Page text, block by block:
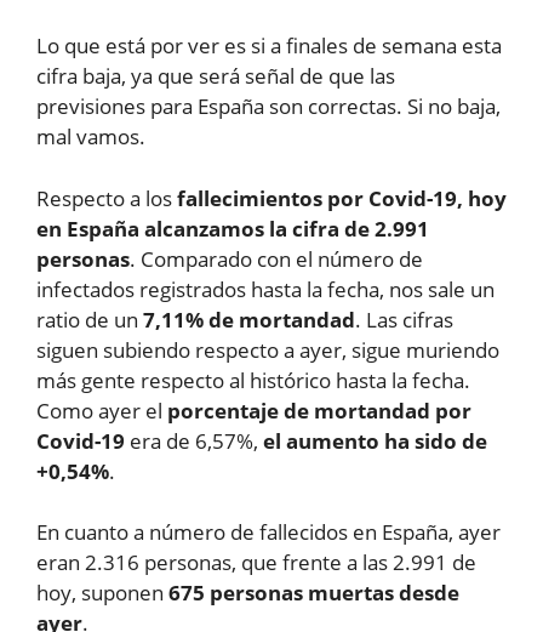
Lo que está por ver es si a finales de semana esta
cifra baja, ya que será señal de que las
previsiones para España son correctas. Si no baja,
mal vamos.
Respecto a losfallecimientos por Covid-19, hoy
en España alcanzamos la cifra de 2.991
personas. Comparado con el número de
infectados registrados hasta la fecha, nos sale un
ratio de un 7,11% de mortandad. Las cifras
siguen subiendo respecto a ayer, sigue muriendo
más gente respecto al histórico hasta la fecha.
Como ayer el porcentaje de mortandad por
Covid-19 era de 6,57%, el aumento ha sido de
+0,54%.
En cuanto a número de fallecidos en España, ayer
eran 2.316 personas, que frente a las 2.991 de
hoy, suponen 675 personas muertas desde
ayer.